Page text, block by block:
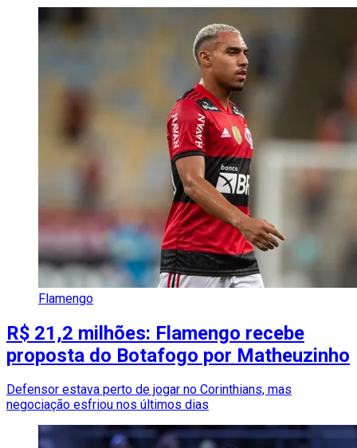
Flamengo
R$ 21,2 milhões: Flamengo recebe
proposta do Botafogo por Matheuzinho
Defensor estava perto de jogar no Corinthians, mas
negociação esfriou nos últimos dias